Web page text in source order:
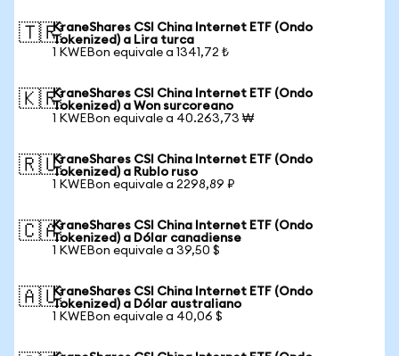
🇹🇷KraneShares CSI China Internet ETF (Ondo
Tokenized) a Lira turca
1 KWEBon equivale a 1341,72 ₺
🇰🇷KraneShares CSI China Internet ETF (Ondo
Tokenized) a Won surcoreano
1 KWEBon equivale a 40.263,73 ₩
🇷🇺KraneShares CSI China Internet ETF (Ondo
Tokenized) a Rublo ruso
1 KWEBon equivale a 2298,89 ₽
🇨🇦KraneShares CSI China Internet ETF (Ondo
Tokenized) a Dólar canadiense
1 KWEBon equivale a 39,50 $
🇦🇺KraneShares CSI China Internet ETF (Ondo
Tokenized) a Dólar australiano
1 KWEBon equivale a 40,06 $